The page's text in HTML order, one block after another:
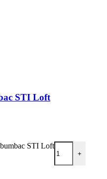
STI Loft
STI Loft
+